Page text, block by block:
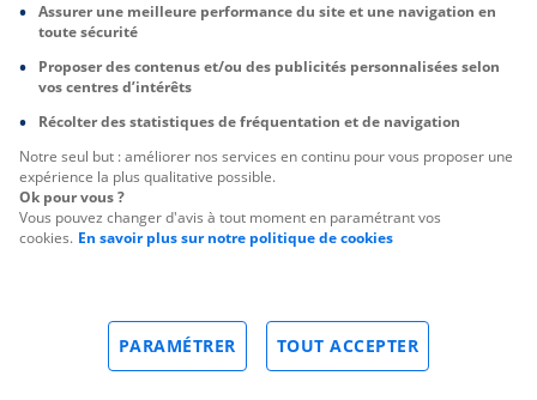
Assurer une meilleure performance du site et une navigation en
toute sécurité
Proposer des contenus et/ou des publicités personnalisées selon
vos centres d’intérêts
Récolter des statistiques de fréquentation et de navigation
Notre seul but : améliorer nos services en continu pour vous proposer une
expérience la plus qualitative possible.
Ok pour vous ?
Vous pouvez changer d'avis à tout moment en paramétrant vos
cookies. En savoir plus sur notre politique de cookies
TOUT ACCEPTER
PARAMÉTRER